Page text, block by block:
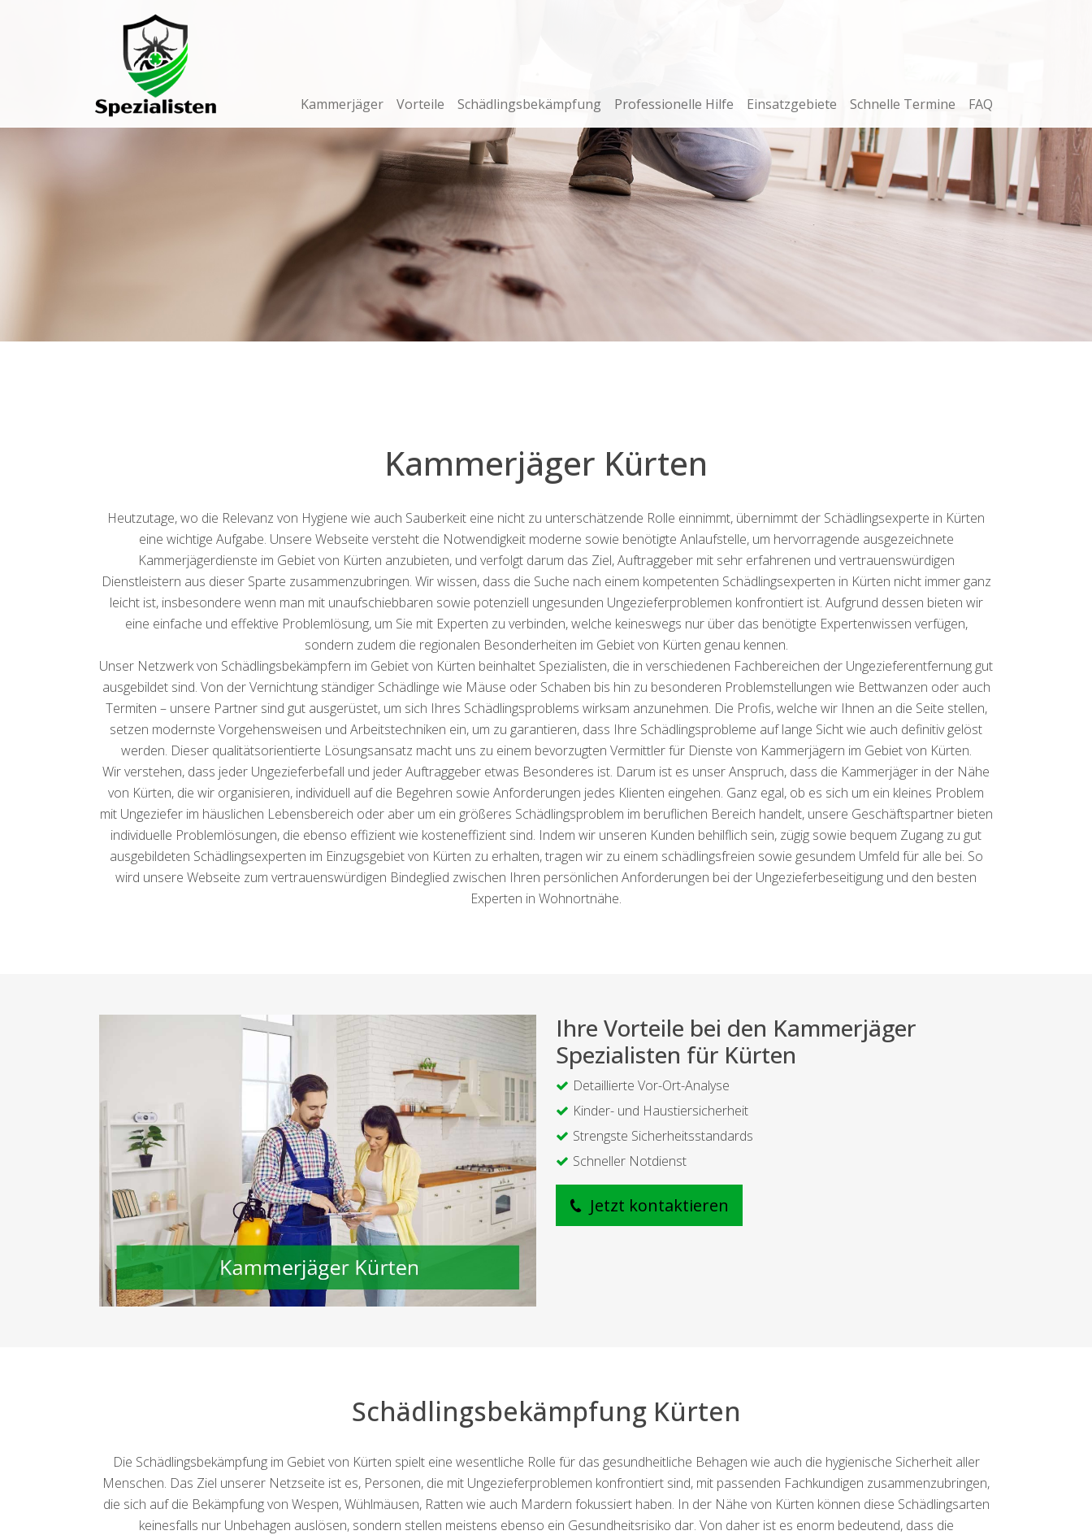
Navigation
Kammerjäger Vorteile Schädlingsbekämpfung Professionelle Hilfe Einsatzgebiete Schnelle Termine FAQ
Kammerjäger Kürten
Heutzutage, wo die Relevanz von Hygiene wie auch Sauberkeit eine nicht zu unterschätzende Rolle einnimmt, übernimmt der Schädlingsexperte in Kürten
eine wichtige Aufgabe. Unsere Webseite versteht die Notwendigkeit moderne sowie benötigte Anlaufstelle, um hervorragende ausgezeichnete
Kammerjägerdienste im Gebiet von Kürten anzubieten, und verfolgt darum das Ziel, Auftraggeber mit sehr erfahrenen und vertrauenswürdigen
Dienstleistern aus dieser Sparte zusammenzubringen. Wir wissen, dass die Suche nach einem kompetenten Schädlingsexperten in Kürten nicht immer ganz
leicht ist, insbesondere wenn man mit unaufschiebbaren sowie potenziell ungesunden Ungezieferproblemen konfrontiert ist. Aufgrund dessen bieten wir
eine einfache und effektive Problemlösung, um Sie mit Experten zu verbinden, welche keineswegs nur über das benötigte Expertenwissen verfügen,
sondern zudem die regionalen Besonderheiten im Gebiet von Kürten genau kennen.
Unser Netzwerk von Schädlingsbekämpfern im Gebiet von Kürten beinhaltet Spezialisten, die in verschiedenen Fachbereichen der Ungezieferentfernung gut
ausgebildet sind. Von der Vernichtung ständiger Schädlinge wie Mäuse oder Schaben bis hin zu besonderen Problemstellungen wie Bettwanzen oder auch
Termiten – unsere Partner sind gut ausgerüstet, um sich Ihres Schädlingsproblems wirksam anzunehmen. Die Profis, welche wir Ihnen an die Seite stellen,
setzen modernste Vorgehensweisen und Arbeitstechniken ein, um zu garantieren, dass Ihre Schädlingsprobleme auf lange Sicht wie auch definitiv gelöst
werden. Dieser qualitätsorientierte Lösungsansatz macht uns zu einem bevorzugten Vermittler für Dienste von Kammerjägern im Gebiet von Kürten.
Wir verstehen, dass jeder Ungezieferbefall und jeder Auftraggeber etwas Besonderes ist. Darum ist es unser Anspruch, dass die Kammerjäger in der Nähe
von Kürten, die wir organisieren, individuell auf die Begehren sowie Anforderungen jedes Klienten eingehen. Ganz egal, ob es sich um ein kleines Problem
mit Ungeziefer im häuslichen Lebensbereich oder aber um ein größeres Schädlingsproblem im beruflichen Bereich handelt, unsere Geschäftspartner bieten
individuelle Problemlösungen, die ebenso effizient wie kosteneffizient sind. Indem wir unseren Kunden behilflich sein, zügig sowie bequem Zugang zu gut
ausgebildeten Schädlingsexperten im Einzugsgebiet von Kürten zu erhalten, tragen wir zu einem schädlingsfreien sowie gesundem Umfeld für alle bei. So
wird unsere Webseite zum vertrauenswürdigen Bindeglied zwischen Ihren persönlichen Anforderungen bei der Ungezieferbeseitigung und den besten
Experten in Wohnortnähe.
Ihre Vorteile bei den Kammerjäger
Spezialisten für Kürten
Detaillierte Vor-Ort-Analyse
Kinder- und Haustiersicherheit
Strengste Sicherheitsstandards
Schneller Notdienst
Jetzt kontaktieren
Schädlingsbekämpfung Kürten
Die Schädlingsbekämpfung im Gebiet von Kürten spielt eine wesentliche Rolle für das gesundheitliche Behagen wie auch die hygienische Sicherheit aller
Menschen. Das Ziel unserer Netzseite ist es, Personen, die mit Ungezieferproblemen konfrontiert sind, mit passenden Fachkundigen zusammenzubringen,
die sich auf die Bekämpfung von Wespen, Wühlmäusen, Ratten wie auch Mardern fokussiert haben. In der Nähe von Kürten können diese Schädlingsarten
keinesfalls nur Unbehagen auslösen, sondern stellen meistens ebenso ein Gesundheitsrisiko dar. Von daher ist es enorm bedeutend, dass die